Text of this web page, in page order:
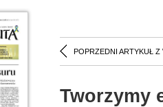
POPRZEDNI ARTYKUŁ Z
Tworzymy